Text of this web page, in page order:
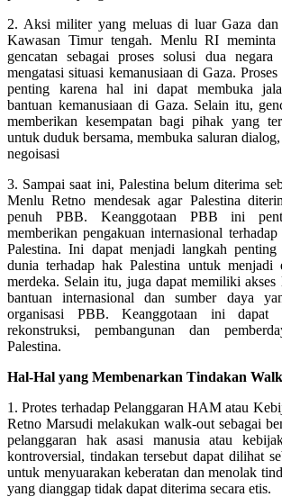
2. Aksi militer yang meluas di luar Gaza dan
Kawasan Timur tengah. Menlu RI meminta
gencatan sebagai proses solusi dua
mengatasi situasi kemanusiaan di Gaza.
penting karena hal ini dapat membuka
bantuan kemanusiaan di Gaza. Selain itu,
memberikan kesempatan bagi pihak yang
untuk duduk bersama, membuka saluran
negoisasi
3. Sampai saat ini, Palestina belum diterima
Menlu Retno mendesak agar Palestina
penuh PBB. Keanggotaan PBB ini
memberikan pengakuan internasional
Palestina. Ini dapat menjadi langkah penting
dunia terhadap hak Palestina untuk menjadi
merdeka. Selain itu, juga dapat memiliki akses
bantuan internasional dan sumber daya
organisasi PBB. Keanggotaan ini dapat
rekonstruksi, pembangunan dan
Palestina.
Hal-Hal yang Membenarkan Tindakan
1. Protes terhadap Pelanggaran HAM atau
Retno Marsudi melakukan walk-out sebagai
pelanggaran hak asasi manusia atau
kontroversial, tindakan tersebut dapat dilihat
untuk menyuarakan keberatan dan menolak
yang dianggap tidak dapat diterima secara etis.